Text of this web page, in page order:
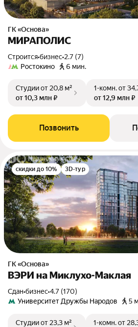
ГК «Основа»
МИРАПОЛИС
Строится•бизнес•2.7 (7)
Ростокино
6 мин.
Студииот 20,8 м²
от 10,3 млн ₽
1-комн.от
от 12,9 млн ₽
Позвонить
скидки до 10% 3D-тур
ГК «Основа»
ВЭРИ на Миклухо-Маклая
Сдан•бизнес•4.7 (170)
Университет Дружбы Народов
5
Студииот 23,3 м²
1-комн.от